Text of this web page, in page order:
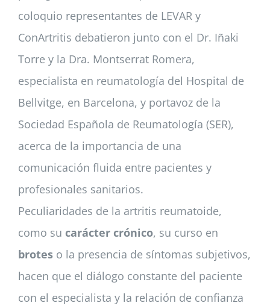
coloquio representantes de LEVAR y
ConArtritis debatieron junto con el Dr. Iñaki
Torre y la Dra. Montserrat Romera,
especialista en reumatología del Hospital de
Bellvitge, en Barcelona, y portavoz de la
Sociedad Española de Reumatología (SER),
acerca de la importancia de una
comunicación fluida entre pacientes y
profesionales sanitarios.
Peculiaridades de la artritis reumatoide,
como su carácter crónico, su curso en
brotes o la presencia de síntomas subjetivos,
hacen que el diálogo constante del paciente
con el especialista y la relación de confianza